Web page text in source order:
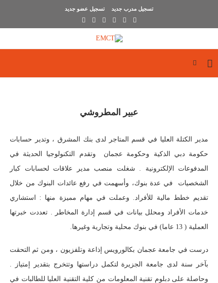
تسجيل مدرب جديد تسجيل عضو جديد
عبير المطروشي
مدير الكتلة العليا في قسم المتاجر لدى بنك المشرق ، وتدير حسابات
حكومة دبي الذكية وحكومة عجمان وتقدم التكنولوجيا الحديثة في
المدفوعات الإلكترونية . شغلت منصب مدير علاقات لحسابات كبار
الشخصيات في عدة بنوك، وأسهمت في رفع عائدات البنوك من خلال
تقديم خطط مالية للأفراد. وعملت في مهام مميزة منها : استشاري
خدمات الأفراد ومحلل بيانات في قسم إدارة المخاطر . تعددت خبرتها
العملية ( 13 عاما) في بنوك محلية وتجارية وغيرها.
درست في جامعة عجمان بكالورويس إذاعة وتلفزيون ، ومن ثم التحقت
بآخر سنة لدى جامعة الجزيرة لتكمل دراستها وتتخرج بتقدير إمتياز .
وحاصلة على دبلوم تقنية المعلومات من كلية التقنية العليا للطالبات في